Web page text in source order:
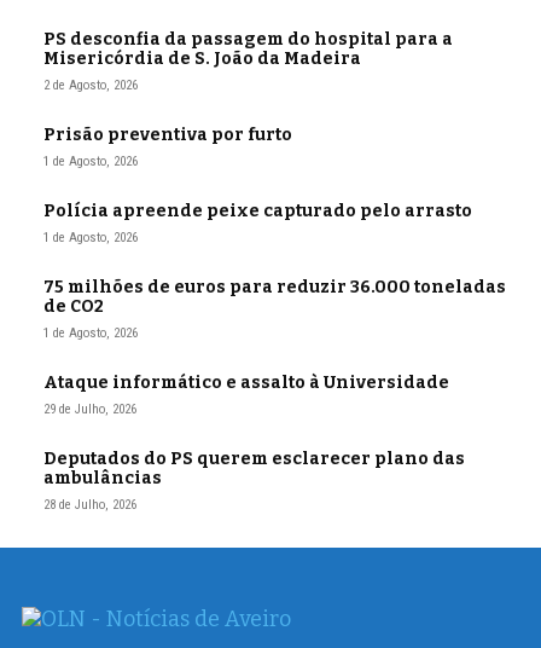
PS desconfia da passagem do hospital para a
Misericórdia de S. João da Madeira
2 de Agosto, 2026
Prisão preventiva por furto
1 de Agosto, 2026
Polícia apreende peixe capturado pelo arrasto
1 de Agosto, 2026
75 milhões de euros para reduzir 36.000 toneladas
de CO2
1 de Agosto, 2026
Ataque informático e assalto à Universidade
29 de Julho, 2026
Deputados do PS querem esclarecer plano das
ambulâncias
28 de Julho, 2026